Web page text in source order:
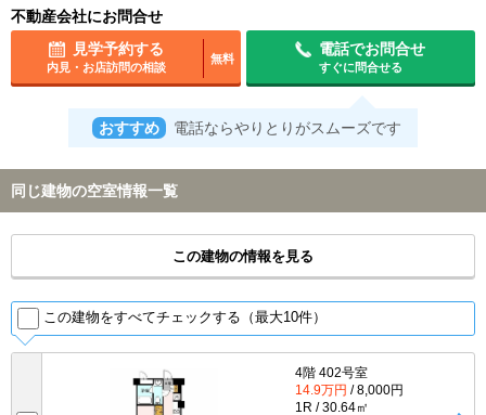
不動産会社にお問合せ
見学予約する
内見・お店訪問の相談
無料
電話でお問合せ
すぐに問合せる
おすすめ 電話ならやりとりがスムーズです
同じ建物の空室情報一覧
この建物の情報を見る
この建物をすべてチェックする（最大10件）
4階 402号室
14.9万円 / 8,000円
1R / 30.64㎡